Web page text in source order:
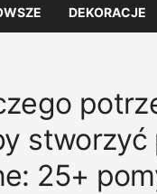
DEKORACJE
25+